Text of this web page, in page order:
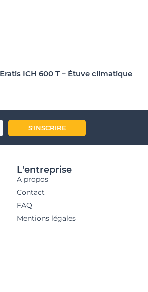
Eratis ICH 600 T – Étuve climatique
S'INSCRIRE
L'entreprise
A propos
Contact
FAQ
Mentions légales